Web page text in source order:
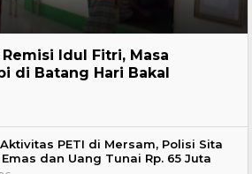
Idul Fitri, Masa
di Batang Hari Bakal
PETI di Mersam, Polisi Sita
Emas dan Uang Tunai Rp. 65 Juta